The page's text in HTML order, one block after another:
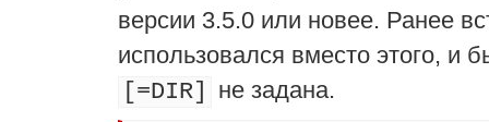
версии 3.5.0 или новее. Ранее
использовался вместо этого, и
[=DIR]
не задана.